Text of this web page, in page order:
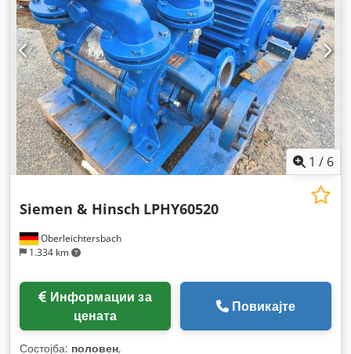
1 / 6
Oberleichtersbach
1.334 km
Siemen & Hinsch LPHY60520
цената
Повикајте
Состојба: половен,